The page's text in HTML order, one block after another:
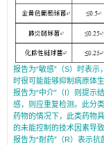
报告为“敏感”（S）时表
时很可能能够抑制病原体生
报告为“中介”（I）则提示
感，则应重复检测。此分
药物的情况下，此类药物
的未能控制的技术因素导
报告为“耐药”（R）表示